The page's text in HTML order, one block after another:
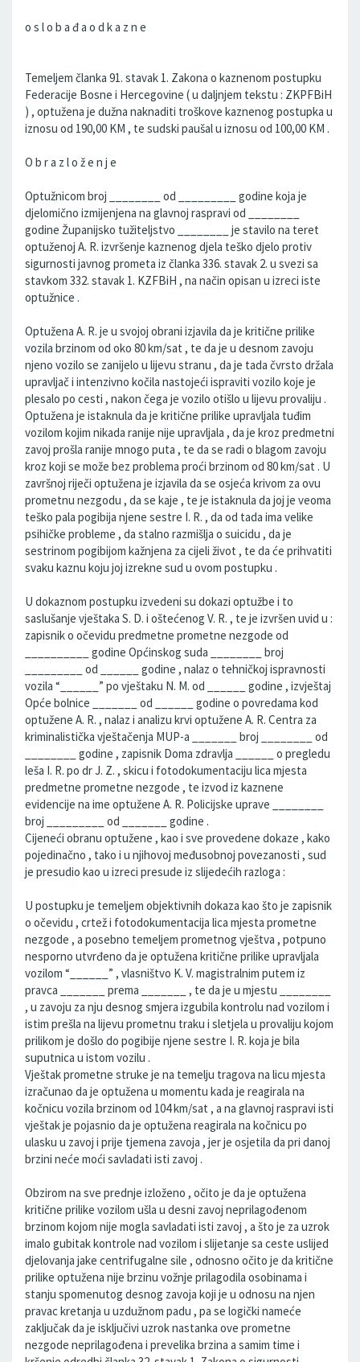
o s l o b a đ a o d k a z n e
Temeljem članka 91. stavak 1. Zakona o kaznenom postupku
Federacije Bosne i Hercegovine ( u daljnjem tekstu : ZKPFBiH
) , optužena je dužna naknaditi troškove kaznenog postupka u
iznosu od 190,00 KM , te sudski paušal u iznosu od 100,00 KM .
O b r a z l o ž e n j e
Optužnicom broj ________ od _________ godine koja je
djelomično izmijenjena na glavnoj raspravi od ________
godine Županijsko tužiteljstvo ________ je stavilo na teret
optuženoj A. R. izvršenje kaznenog djela teško djelo protiv
sigurnosti javnog prometa iz članka 336. stavak 2. u svezi sa
stavkom 332. stavak 1. KZFBiH , na način opisan u izreci iste
optužnice .
Optužena A. R. je u svojoj obrani izjavila da je kritične prilike
vozila brzinom od oko 80 km/sat , te da je u desnom zavoju
njeno vozilo se zanijelo u lijevu stranu , da je tada čvrsto držala
upravljač i intenzivno kočila nastojeći ispraviti vozilo koje je
plesalo po cesti , nakon čega je vozilo otišlo u lijevu provaliju .
Optužena je istaknula da je kritične prilike upravljala tuđim
vozilom kojim nikada ranije nije upravljala , da je kroz predmetni
zavoj prošla ranije mnogo puta , te da se radi o blagom zavoju
kroz koji se može bez problema proći brzinom od 80 km/sat . U
završnoj riječi optužena je izjavila da se osjeća krivom za ovu
prometnu nezgodu , da se kaje , te je istaknula da joj je veoma
teško pala pogibija njene sestre I. R. , da od tada ima velike
psihičke probleme , da stalno razmišlja o suicidu , da je
sestrinom pogibijom kažnjena za cijeli život , te da će prihvatiti
svaku kaznu koju joj izrekne sud u ovom postupku .
U dokaznom postupku izvedeni su dokazi optužbe i to
saslušanje vještaka S. D. i oštećenog V. R. , te je izvršen uvid u :
zapisnik o očevidu predmetne prometne nezgode od
__________ godine Općinskog suda ________ broj
_________ od ______ godine , nalaz o tehničkoj ispravnosti
vozila “______” po vještaku N. M. od ______ godine , izvještaj
Opće bolnice _______ od ______ godine o povredama kod
optužene A. R. , nalaz i analizu krvi optužene A. R. Centra za
kriminalistička vještačenja MUP-a _______ broj ________ od
________ godine , zapisnik Doma zdravlja ______ o pregledu
leša I. R. po dr J. Z. , skicu i fotodokumentaciju lica mjesta
predmetne prometne nezgode , te izvod iz kaznene
evidencije na ime optužene A. R. Policijske uprave ________
broj _________ od _______ godine .
Cijeneći obranu optužene , kao i sve provedene dokaze , kako
pojedinačno , tako i u njihovoj međusobnoj povezanosti , sud
je presudio kao u izreci presude iz slijedećih razloga :
U postupku je temeljem objektivnih dokaza kao što je zapisnik
o očevidu , crtež i fotodokumentacija lica mjesta prometne
nezgode , a posebno temeljem prometnog vještva , potpuno
nesporno utvrđeno da je optužena kritične prilike upravljala
vozilom “______” , vlasništvo K. V. magistralnim putem iz
pravca _______ prema _______ , te da je u mjestu ________
, u zavoju za nju desnog smjera izgubila kontrolu nad vozilom i
istim prešla na lijevu prometnu traku i sletjela u provaliju kojom
prilikom je došlo do pogibije njene sestre I. R. koja je bila
suputnica u istom vozilu .
Vještak prometne struke je na temelju tragova na licu mjesta
izračunao da je optužena u momentu kada je reagirala na
kočnicu vozila brzinom od 104 km/sat , a na glavnoj raspravi isti
vještak je pojasnio da je optužena reagirala na kočnicu po
ulasku u zavoj i prije tjemena zavoja , jer je osjetila da pri danoj
brzini neće moći savladati isti zavoj .
Obzirom na sve prednje izloženo , očito je da je optužena
kritične prilike vozilom ušla u desni zavoj neprilagođenom
brzinom kojom nije mogla savladati isti zavoj , a što je za uzrok
imalo gubitak kontrole nad vozilom i slijetanje sa ceste uslijed
djelovanja jake centrifugalne sile , odnosno očito je da kritične
prilike optužena nije brzinu vožnje prilagodila osobinama i
stanju spomenutog desnog zavoja koji je u odnosu na njen
pravac kretanja u uzdužnom padu , pa se logički nameće
zaključak da je isključivi uzrok nastanka ove prometne
nezgode neprilagođena i prevelika brzina a samim time i